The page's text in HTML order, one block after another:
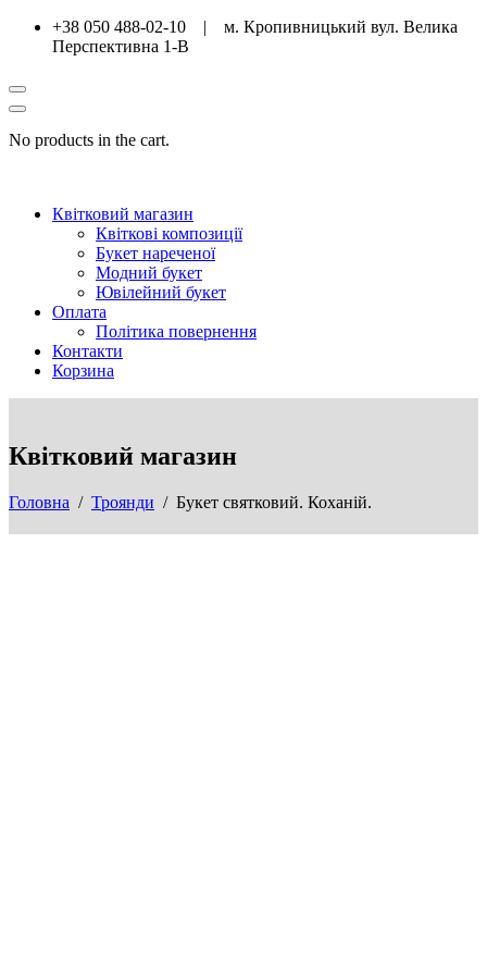
+38 050 488-02-10 | м. Кропивницький вул. Велика
Перспективна 1-В
No products in the cart.
Квітковий магазин
Квіткові композиції
Букет нареченої
Модний букет
Ювілейний букет
Оплата
Політика повернення
Контакти
Корзина
Квітковий магазин
Головна / Троянди / Букет святковий. Коханій.